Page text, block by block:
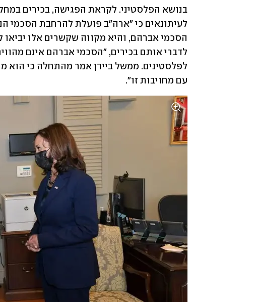
עם מחויבות זו".